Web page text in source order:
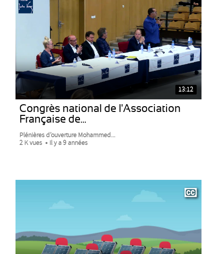
13:12
Congrès national de l'Association
Française de...
Plénières d’ouverture Mohammed...
2 K vues
Il y a 9 années